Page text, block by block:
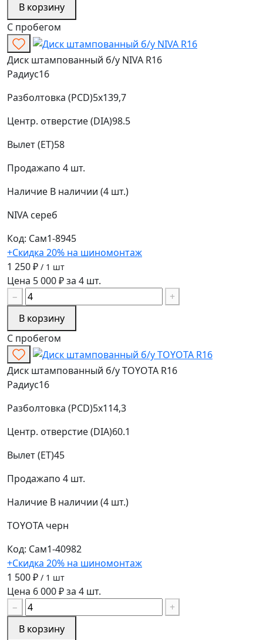
В корзину
С пробегом
Диск штампованный б/у NIVA R16
Радиус16
Разболтовка (PCD)5x139,7
Центр. отверстие (DIA)98.5
Вылет (ET)58
Продажапо 4 шт.
Наличие В наличии (4 шт.)
NIVA сереб
Код: Сам1-8945
+Скидка 20% на шиномонтаж
1 250 ₽ / 1 шт
Цена 5 000 ₽ за 4 шт.
−
+
В корзину
С пробегом
Диск штампованный б/у TOYOTA R16
Радиус16
Разболтовка (PCD)5x114,3
Центр. отверстие (DIA)60.1
Вылет (ET)45
Продажапо 4 шт.
Наличие В наличии (4 шт.)
TOYOTA черн
Код: Сам1-40982
+Скидка 20% на шиномонтаж
1 500 ₽ / 1 шт
Цена 6 000 ₽ за 4 шт.
−
+
В корзину